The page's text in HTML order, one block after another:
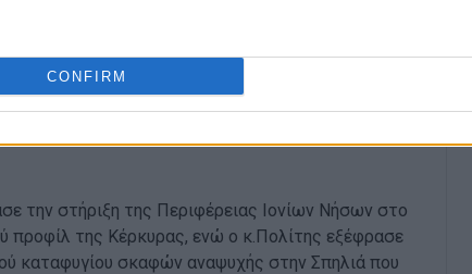
CONFIRM
πολλά θέματα σχετιζόμενα με τον
ότι λόγω των προσώπων που ασκούν διοίκηση
μπορεί να οδηγήσει την Κέρκυρα μερικά
τουρισμού και στην αναβάθμιση όλων των
την στήριξη της Περιφέρειας Ιονίων Νήσων στο
προφίλ της Κέρκυρας, ενώ ο κ.Πολίτης εξέφρασε
καταφυγίου σκαφών αναψυχής στην Σπηλιά που